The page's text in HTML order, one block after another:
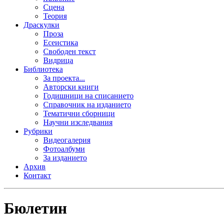
Сцена
Теория
Драскулки
Проза
Есеистика
Свободен текст
Видрица
Библиотека
За проекта...
Авторски книги
Годишници на списанието
Справочник на изданието
Тематични сборници
Научни изследвания
Рубрики
Видеогалерия
Фотоалбуми
За изданието
Архив
Контакт
Бюлетин